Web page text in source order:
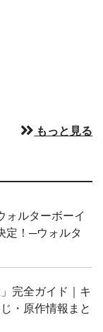
もっと見る
ォルターボーイ
定！─ウォルタ
完全ガイド｜キ
・原作情報まと